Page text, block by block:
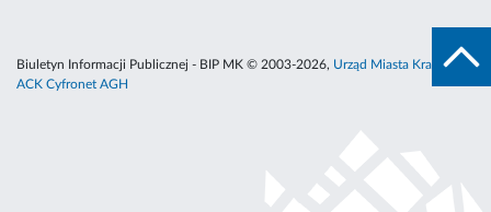
Biuletyn Informacji Publicznej - BIP MK © 2003-2026, Urząd Miasta Krakowa
ACK Cyfronet AGH